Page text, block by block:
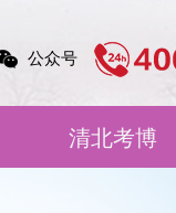
公众号
清北考博